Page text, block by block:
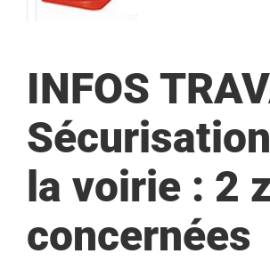
Contacter la mairie
INFOS
la voirie : 2
concernées